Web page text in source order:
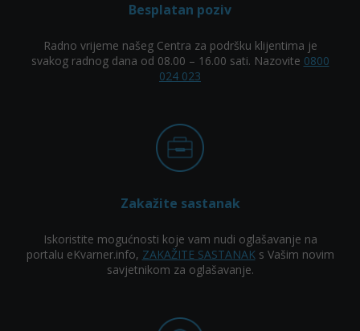
Besplatan poziv
Radno vrijeme našeg Centra za podršku klijentima je
svakog radnog dana od 08.00 – 16.00 sati. Nazovite 0800
024 023
Zakažite sastanak
Iskoristite mogućnosti koje vam nudi oglašavanje na
portalu eKvarner.info, ZAKAŽITE SASTANAKs Vašim novim
savjetnikom za oglašavanje.